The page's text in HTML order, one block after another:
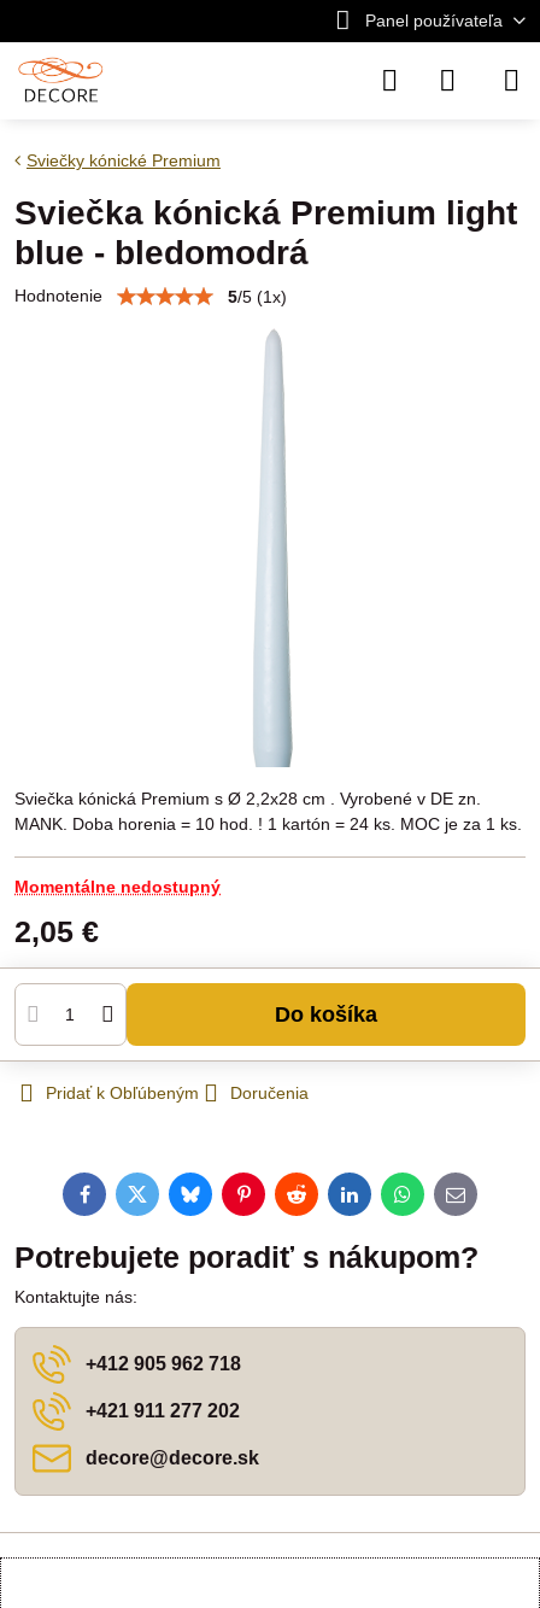
Panel používateľa
Sviečky kónické Premium
Sviečka kónická Premium light
blue - bledomodrá
Hodnotenie 5/5 (1x)
Sviečka kónická Premium s Ø 2,2x28 cm . Vyrobené v DE zn.
MANK. Doba horenia = 10 hod. ! 1 kartón = 24 ks. MOC je za 1 ks.
Momentálne nedostupný
2,05 €
Do košíka
Pridať k Obľúbeným Doručenia
FacebookTwitterBlueskyPinterestRedditLinkedInWhatsApp
E-
mail
Potrebujete poradiť s nákupom?
Kontaktujte nás:
+412 905 962 718
+421 911 277 202
decore​@decore​.sk